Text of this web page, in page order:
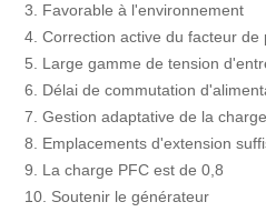
3. Favorable à l'environnement
4. Correction active du facteur de
5. Large gamme de tension
6. Délai de commutation
7. Gestion adaptative de la charge
8. Emplacements d'extension
9. La charge PFC est de 0,8
10. Soutenir le générateur